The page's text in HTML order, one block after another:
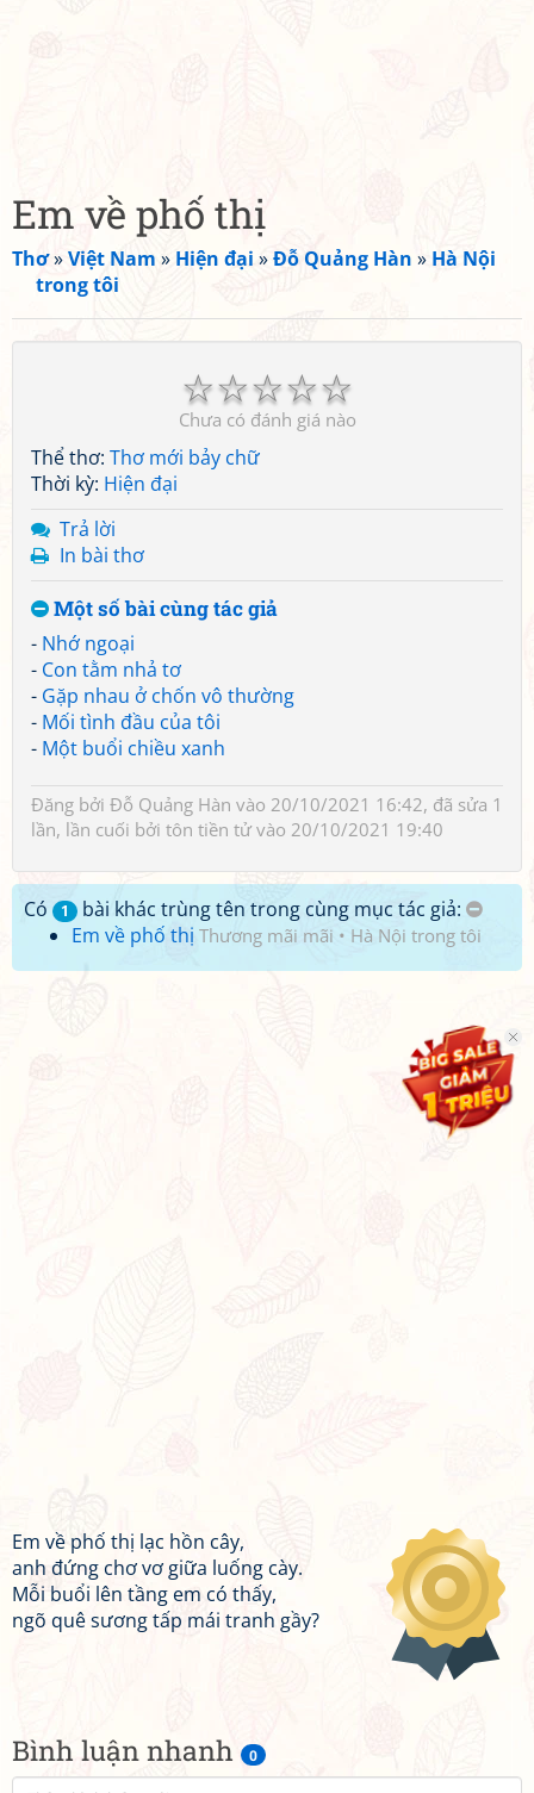
Bình luận nhanh 0
Em về phố thị
Thơ»Việt Nam » Hiện đại »Đỗ Quảng Hàn » Hà Nội
trong tôi
☆
☆
☆
☆
☆
Chưa có đánh giá nào
Thể thơ: Thơ mới bảy chữ
Thời kỳ: Hiện đại
Trả lời
In bài thơ
Một số bài cùng tác giả
- Nhớ ngoại
- Con tằm nhả tơ
- Gặp nhau ở chốn vô thường
- Mối tình đầu của tôi
- Một buổi chiều xanh
Đăng bởi Đỗ Quảng Hàn vào 20/10/2021 16:42, đã sửa 1
lần, lần cuối bởi tôn tiền tửvào 20/10/2021 19:40
Có 1
bài khác trùng tên trong cùng mục tác giả:
Em về phố thị Thương mãi mãi • Hà Nội trong tôi
Em về phố thị lạc hồn cây,
anh đứng chơ vơ giữa luống cày.
Mỗi buổi lên tầng em có thấy,
ngõ quê sương tấp mái tranh gầy?